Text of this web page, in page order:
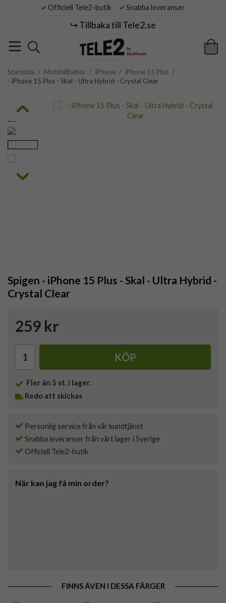
Officiell Tele2-butik Snabba leveranser
↪️ Tillbaka till Tele2.se
Startsida / Mobiltillbehör / iPhone / iPhone 15 Plus /
- iPhone 15 Plus - Skal - Ultra Hybrid - Crystal Clear
Spigen - iPhone 15 Plus - Skal - Ultra Hybrid -
Crystal Clear
259 kr
KÖP
Fler än 5 st. i lager.
Redo att skickas
Personlig service från vår kundtjänst
Snabba leveranser från vårt lager i Sverige
Officiell Tele2-butik
När kan jag få min order?
FINNS ÄVEN I DESSA FÄRGER